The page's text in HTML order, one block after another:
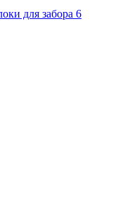
для забора 6